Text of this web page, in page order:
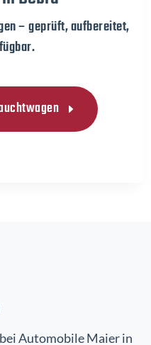
– geprüft, aufbereitet,
Automobile Maier in